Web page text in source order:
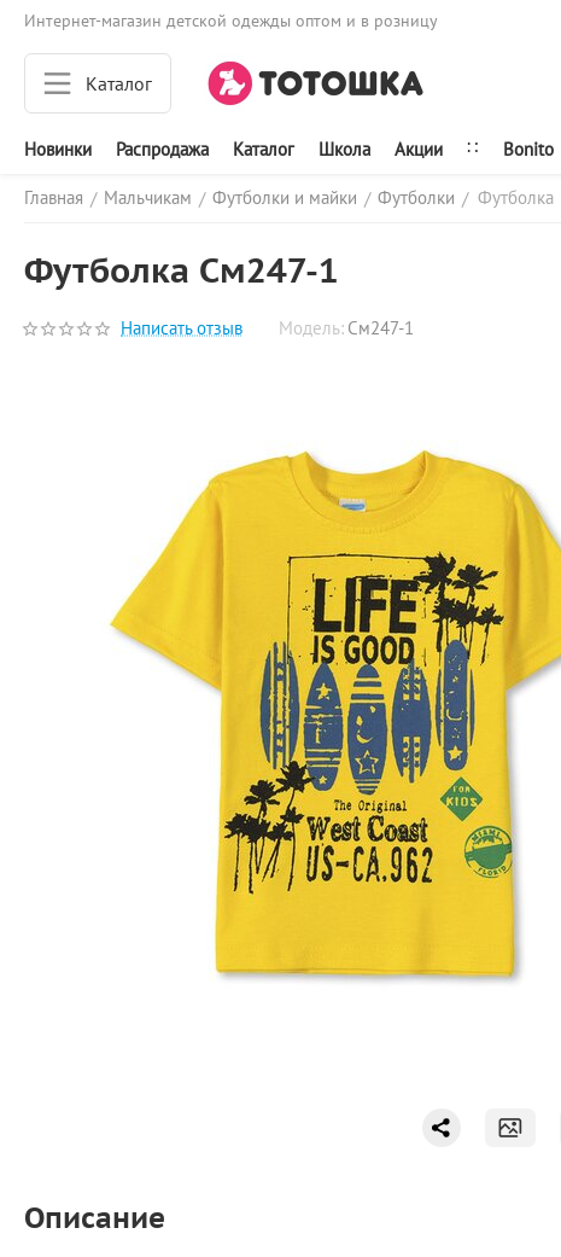
Интернет-магазин детской одежды оптом и в розницу
Каталог
Новинки Распродажа Каталог Школа Акции ∷ Bonito
Главная / Мальчикам / Футболки и майки / Футболки / Футболка
Футболка См247-1
Написать отзыв Модель: См247-1
Описание